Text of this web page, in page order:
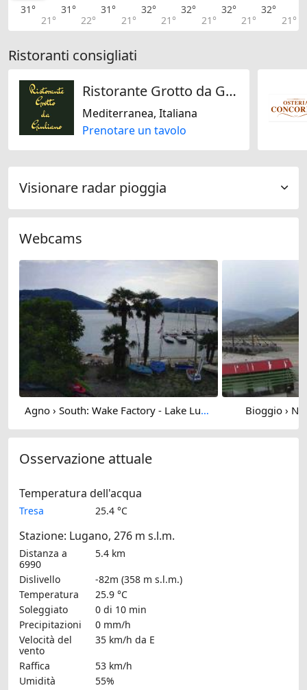
31°
21°
31°
22°
31°
21°
32°
21°
32°
21°
32°
21°
32°
21°
Ristoranti consigliati
Ristorante Grotto da Giuliano
Mediterranea, Italiana
Prenotare un tavolo
Visionare radar pioggia
Webcams
Agno › South: Wake Factory - Lake Lugano Bioggio ›
Osservazione attuale
Temperatura dell'acqua
Tresa 25.4 °C
Stazione: Lugano, 276 m s.l.m.
Distanza a
6990
5.4 km
Dislivello
-82m (358 m s.l.m.)
Temperatura
25.9 °C
Soleggiato
0 di 10 min
Precipitazioni
0 mm/h
Velocità del
vento
35 km/h da E
Raffica
53 km/h
Umidità
55%